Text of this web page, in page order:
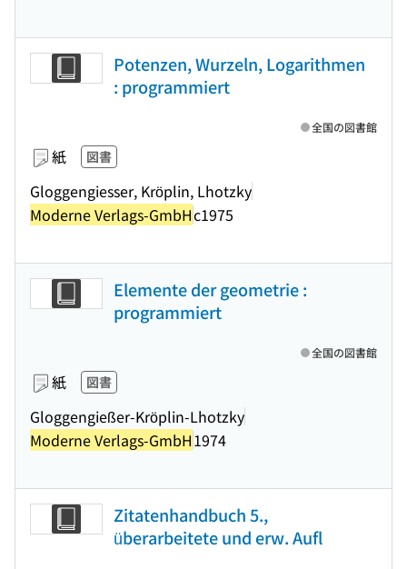
Potenzen, Wurzeln, Logarithmen
: programmiert
紙 図書
Gloggengiesser, Kröplin, Lhotzky
Moderne Verlags-GmbHc1975
全国の図書館
Elemente der geometrie :
programmiert
紙 図書
Gloggengießer-Kröplin-Lhotzky
Moderne Verlags-GmbH1974
全国の図書館
Zitatenhandbuch 5.,
überarbeitete und erw. Aufl